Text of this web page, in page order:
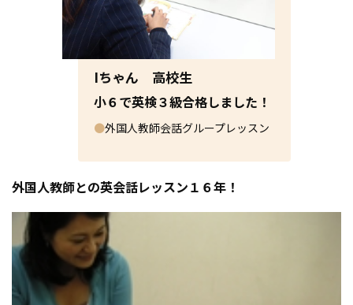
Iちゃん 高校生
小６で英検３級合格しました！
●外国人教師会話グループレッスン
外国人教師との英会話レッスン１６年！